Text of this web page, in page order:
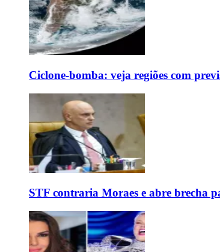
Ciclone-bomba: veja regiões com
STF contraria Moraes e abre brecha